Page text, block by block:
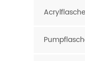
Acrylflasche